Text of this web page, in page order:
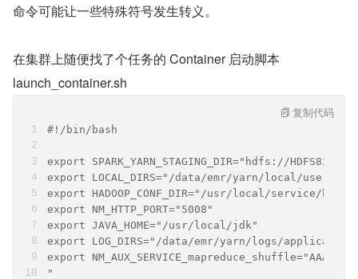
命令可能让一些特殊符号发生转义。
在集群上随便找了个任务的 Container 启动脚本
launch_container.sh
#!/bin/bash
export SPARK_YARN_STAGING_DIR="hdfs://
export LOCAL_DIRS="/data/emr/yarn/local/
export HADOOP_CONF_DIR="/usr/local/service/
export NM_HTTP_PORT="5008"
export JAVA_HOME="/usr/local/jdk"
export LOG_DIRS="/data/emr/yarn/logs/
export
"
复制代码